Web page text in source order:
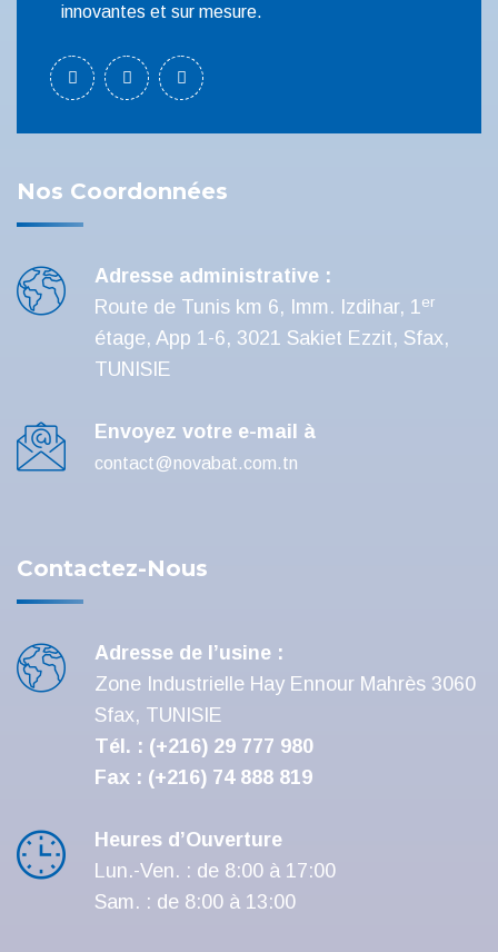
innovantes et sur mesure.
Nos Coordonnées
Adresse administrative :
Route de Tunis km 6, Imm. Izdihar, 1er
étage, App 1-6, 3021 Sakiet Ezzit, Sfax,
TUNISIE
Envoyez votre e-mail à
contact@novabat.com.tn
Contactez-Nous
Adresse de l’usine :
Zone Industrielle Hay Ennour Mahrès 3060
Sfax, TUNISIE
Tél. : (+216) 29 777 980
Fax : (+216) 74 888 819
Heures d’Ouverture
Lun.-Ven. : de 8:00 à 17:00
Sam. : de 8:00 à 13:00